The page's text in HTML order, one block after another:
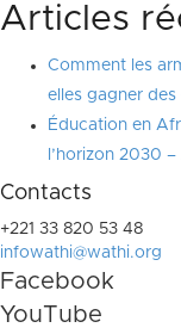
Articles
Comment les
elles gagner des
Éducation en
l’horizon 2030
Contacts
+221 33 820 53 48
infowathi@wathi.org
Facebook
YouTube